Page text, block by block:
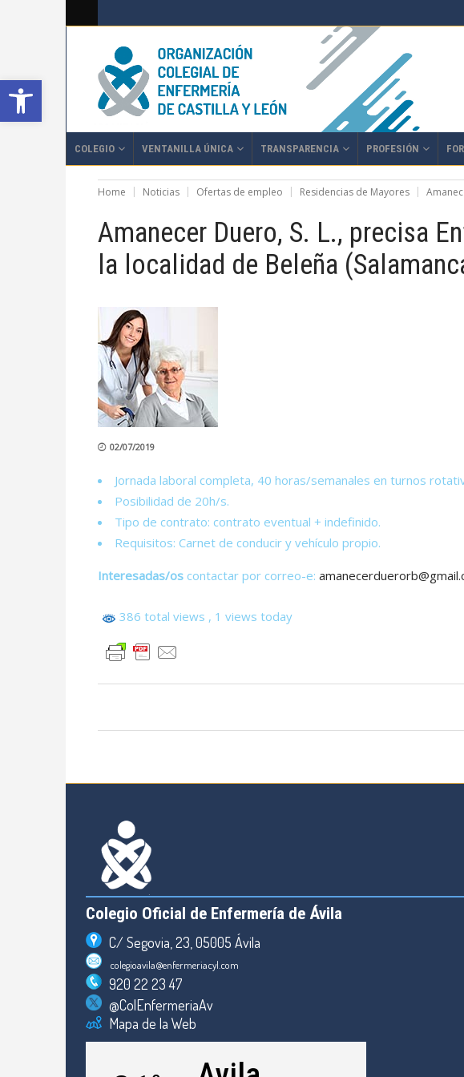
Abrir barra de herramientas
COLEGIO VENTANILLA ÚNICA TRANSPARENCIA PROFESIÓN
Home Noticias Ofertas de empleo Residencias de Mayores
Amanecer Duero, S. L., precisa
la localidad de Beleña
02/07/2019
Jornada laboral completa, 40 horas/semanales en turnos
Posibilidad de 20h/s.
Tipo de contrato: contrato eventual + indefinido.
Requisitos: Carnet de conducir y vehículo propio.
Interesadas/os contactar por correo-e:
386 total views , 1 views today
Colegio Oficial de Enfermería de Ávila
C/ Segovia, 23, 05005 Ávila
colegioavila@enfermeriacyl.com
920 22 23 47
@ColEnfermeriaAv
Mapa de la Web